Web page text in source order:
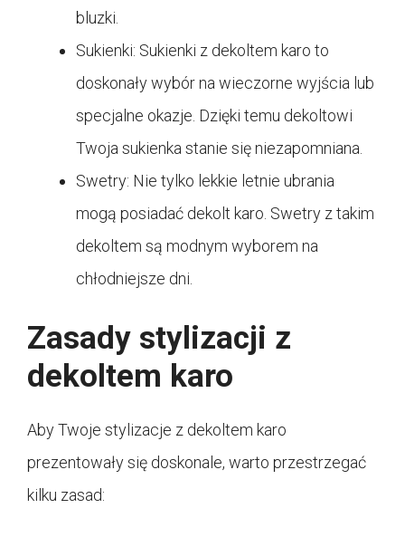
bluzki.
Sukienki: Sukienki z dekoltem karo to
doskonały wybór na wieczorne wyjścia lub
specjalne okazje. Dzięki temu dekoltowi
Twoja sukienka stanie się niezapomniana.
Swetry: Nie tylko lekkie letnie ubrania
mogą posiadać dekolt karo. Swetry z takim
dekoltem są modnym wyborem na
chłodniejsze dni.
Zasady stylizacji z
dekoltem karo
Aby Twoje stylizacje z dekoltem karo
prezentowały się doskonale, warto przestrzegać
kilku zasad: